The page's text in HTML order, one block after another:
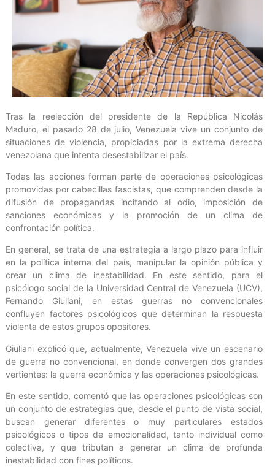
Tras la reelección del presidente de la República Nicolás
Maduro, el pasado 28 de julio, Venezuela vive un conjunto de
situaciones de violencia, propiciadas por la extrema derecha
venezolana que intenta desestabilizar el país.
Todas las acciones forman parte de operaciones psicológicas
promovidas por cabecillas fascistas, que comprenden desde la
difusión de propagandas incitando al odio, imposición de
sanciones económicas y la promoción de un clima de
confrontación política.
En general, se trata de una estrategia a largo plazo para influir
en la política interna del país, manipular la opinión pública y
crear un clima de inestabilidad. En este sentido, para el
psicólogo social de la Universidad Central de Venezuela (UCV),
Fernando Giuliani, en estas guerras no convencionales
confluyen factores psicológicos que determinan la respuesta
violenta de estos grupos opositores.
Giuliani explicó que, actualmente, Venezuela vive un escenario
de guerra no convencional, en donde convergen dos grandes
vertientes: la guerra económica y las operaciones psicológicas.
En este sentido, comentó que las operaciones psicológicas son
un conjunto de estrategias que, desde el punto de vista social,
buscan generar diferentes o muy particulares estados
psicológicos o tipos de emocionalidad, tanto individual como
colectiva, y que tributan a generar un clima de profunda
inestabilidad con fines políticos.